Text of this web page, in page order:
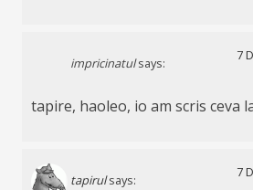
impricinatul says:
7
tapire, haoleo, io am scris ceva
tapirul says:
7